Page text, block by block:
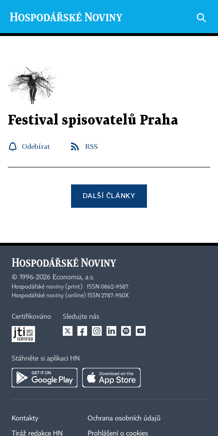
Festival spisovatelů Praha
Odebírat RSS
DALŠÍ ČLÁNKY
© 1996-2026 Economia, a.s.
Hospodářské noviny (print) ISSN 0862-9587
Hospodářské noviny (online) ISSN 2787-950X
Certifikováno Sledujte nás
Stáhněte si aplikaci HN
Kontakty
Tiráž redakce HN
Ochrana osobních údajů
Prohlášení o cookies